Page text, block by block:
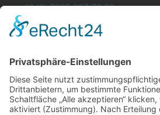
+49 (0) 7225 987 79 30
© Copyright 2023 -